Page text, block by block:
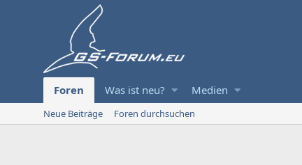
Foren Was ist neu? Medien
Neue Beiträge Foren durchsuchen